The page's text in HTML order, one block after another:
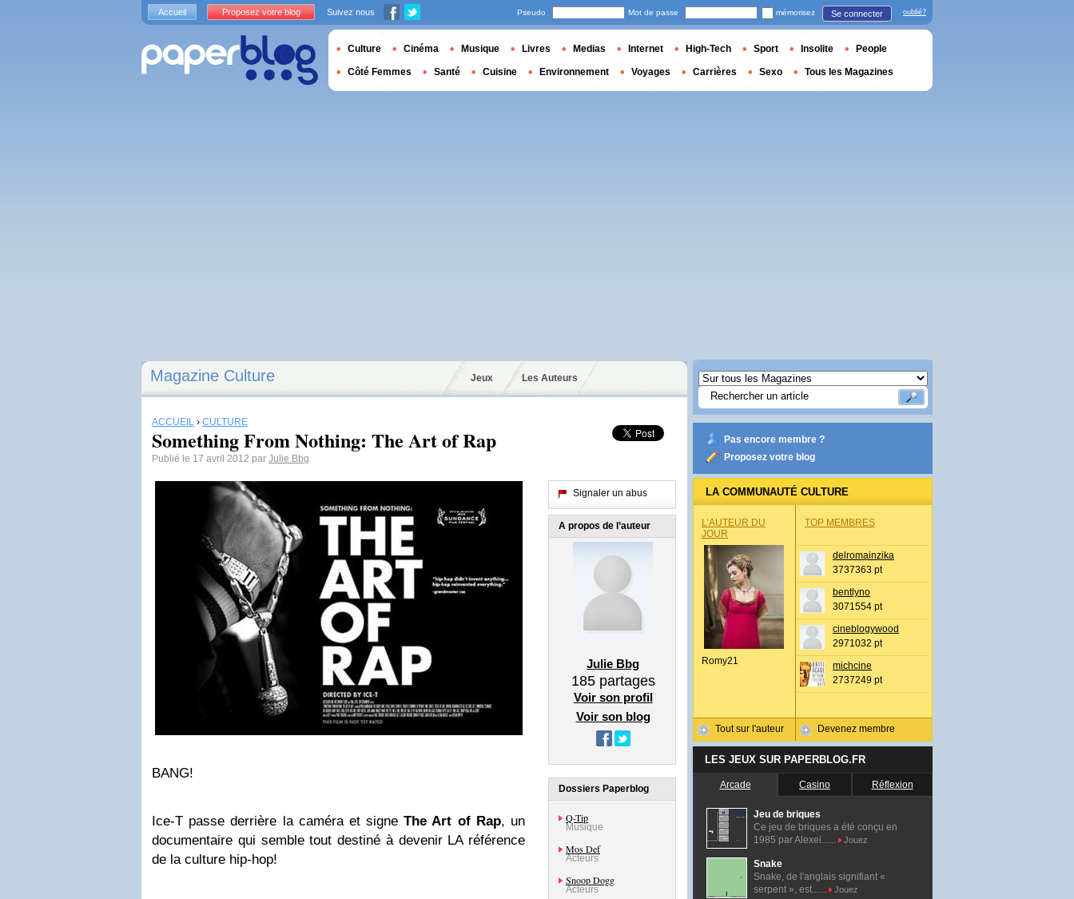
Magazine Culture Jeux Les Auteurs
ACCUEIL › CULTURE
Something From Nothing: The Art of Rap
Publié le 17 avril 2012 par Julie Bbg
BANG!
Ice-T passe derrière la caméra et signe The Art of Rap, un
documentaire qui semble tout destiné à devenir LA référence
de la culture hip-hop!
Signaler un abus
A propos de l’auteur
Julie Bbg
185partages
Voir son profil
Voir son blog
Dossiers Paperblog
Q-Tip
Musique
Mos Def
Acteurs
Snoop Dogg
Acteurs
Pas encore membre ?
Proposez votre blog
LA COMMUNAUTÉ CULTURE
L’AUTEUR DU
JOUR
Romy21
Tout sur l'auteur
TOP MEMBRES
delromainzika
3737363 pt
bentlyno
3071554 pt
cineblogywood
2971032 pt
michcine
2737249 pt
Devenez membre
LES JEUX SUR PAPERBLOG.FR
Arcade Casino Réflexion
Jeu de briques
Ce jeu de briques a été conçu en
1985 par Alexei......
Jouez
Snake
Snake, de l'anglais signifiant «
serpent », est......
Jouez
Accueil Proposez votre blog Suivez nous Pseudo Mot de passe mémorisez Se connecter oublié?
Culture Cinéma Musique Livres Medias Internet High-Tech Sport Insolite People
Côté Femmes Santé Cuisine Environnement Voyages Carrières Sexo Tous les Magazines